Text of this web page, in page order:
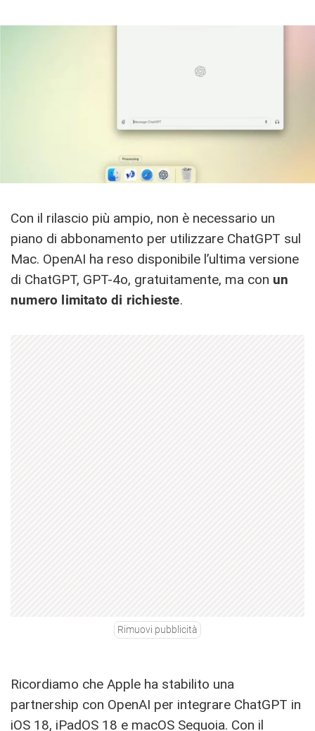
Con il rilascio più ampio, non è necessario un
piano di abbonamento per utilizzare ChatGPT sul
Mac. OpenAI ha reso disponibile l’ultima versione
di ChatGPT, GPT-4o, gratuitamente, ma con un
numero limitato di richieste.
Rimuovi pubblicità
Ricordiamo che Apple ha stabilito una
partnership con OpenAI per integrare ChatGPT in
iOS 18, iPadOS 18 e macOS Sequoia. Con il